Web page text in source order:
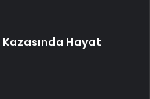
Hayat